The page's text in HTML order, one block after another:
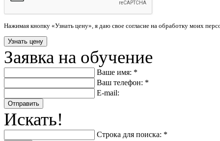
Нажимая кнопку «Узнать цену», я даю свое согласие на обработку моих
Заявка на обучение
Ваше имя: *
Ваш телефон: *
E-mail:
Отправить
Искать!
Строка для поиска: *